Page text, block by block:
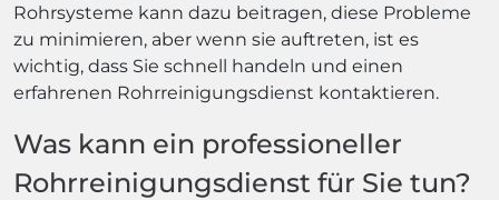
Rohrsysteme kann dazu beitragen, diese Probleme
zu minimieren, aber wenn sie auftreten, ist es
wichtig, dass Sie schnell handeln und einen
erfahrenen Rohrreinigungsdienst kontaktieren.
Was kann ein professioneller
Rohrreinigungsdienst für Sie tun?